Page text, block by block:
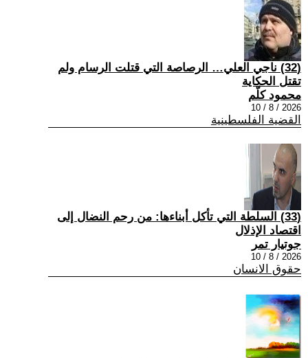
(32) ناجي العلي… الرصاصة التي قتلت الرسام ولم
تقتل الحكاية
محمود كلّم
2026 / 8 / 10
القضية الفلسطينية
(33) السلطة التي تأكل أبناءها: من رحم النضال إلى
اقتصاد الإذلال
جوتيار تمر
2026 / 8 / 10
حقوق الانسان